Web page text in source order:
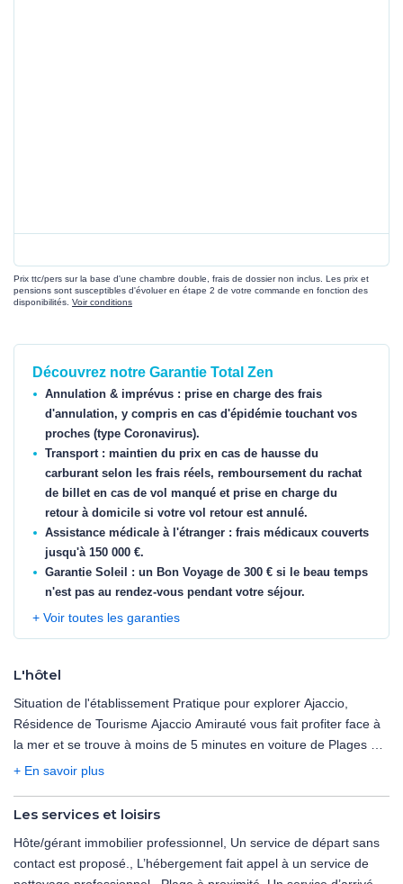
Prix ttc/pers sur la base d'une chambre double, frais de dossier non inclus. Les prix et
pensions sont susceptibles d'évoluer en étape 2 de votre commande en fonction des
disponibilités. Voir conditions
Découvrez notre Garantie Total Zen
Annulation & imprévus : prise en charge des frais
d'annulation, y compris en cas d'épidémie touchant vos
proches (type Coronavirus).
Transport : maintien du prix en cas de hausse du
carburant selon les frais réels, remboursement du rachat
de billet en cas de vol manqué et prise en charge du
retour à domicile si votre vol retour est annulé.
Assistance médicale à l'étranger : frais médicaux couverts
jusqu'à 150 000 €.
Garantie Soleil : un Bon Voyage de 300 € si le beau temps
n'est pas au rendez-vous pendant votre séjour.
+ Voir toutes les garanties
L'hôtel
Situation de l'établissement Pratique pour explorer Ajaccio,
Résidence de Tourisme Ajaccio Amirauté vous fait profiter face à
la mer et se trouve à moins de 5 minutes en voiture de Plages du
Sud de la Corse et Port de plaisance Charles Ornano. Cette
Fesch et à 2,9 km de Chapelle Impériale. Les distances sont
- 0,5 km Port de plaisance Charles Ornano - 1,8 km Musée Fesch
- 2,9 km Chapelle Impériale - 2,9 km Salon Napoléonien - 3,2 km
+ En savoir plus
Les services et loisirs
Hôte/gérant immobilier professionnel, Un service de départ sans
contact est proposé., L’hébergement fait appel à un service de